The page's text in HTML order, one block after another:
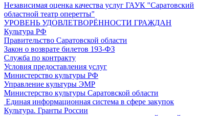
Независимая оценка качества услуг ГАУК "Саратовский
областной театр оперетты"
УРОВЕНЬ УДОВЛЕТВОРЁННОСТИ ГРАЖДАН
Культура РФ
Правительство Саратовской области
Закон о возврате билетов 193-ФЗ
Служба по контракту
Условия предоставления услуг
Министерство культуры РФ
Управление культуры ЭМР
Министерство культуры Саратовской области
Единая информационная система в сфере закупок
Культура. Гранты России